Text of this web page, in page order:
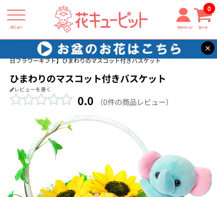
メニュー マイページ カート
0
×
花キューピット 友達に贈る誕生日フラワーギフト
【友達に贈る誕生
日フラワーギフト】ひまわりのマスコット付きバスケット
ひまわりのマスコット付きバスケット
レビューを書く
0.0 （0件の商品レビュー）